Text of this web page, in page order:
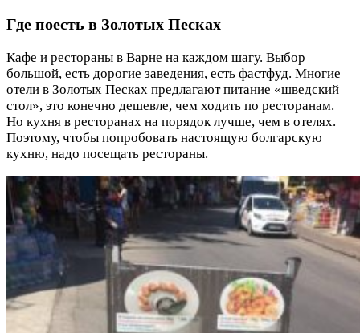
Где поесть в Золотых Песках
Кафе и рестораны в Варне на каждом шагу. Выбор
большой, есть дорогие заведения, есть фастфуд. Многие
отели в Золотых Песках предлагают питание «шведский
стол», это конечно дешевле, чем ходить по ресторанам.
Но кухня в ресторанах на порядок лучше, чем в отелях.
Поэтому, чтобы попробовать настоящую болгарскую
кухню, надо посещать рестораны.